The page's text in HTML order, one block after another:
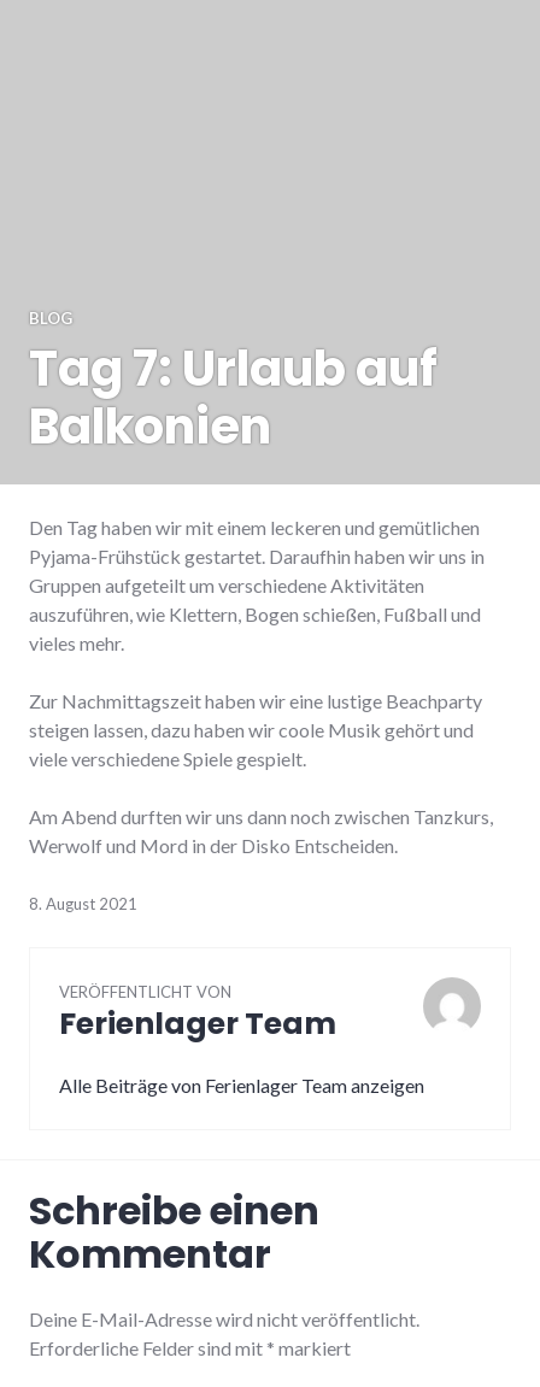
BLOG
Tag 7: Urlaub auf
Balkonien
Den Tag haben wir mit einem leckeren und gemütlichen
Pyjama-Frühstück gestartet. Daraufhin haben wir uns in
Gruppen aufgeteilt um verschiedene Aktivitäten
auszuführen, wie Klettern, Bogen schießen, Fußball und
vieles mehr.
Zur Nachmittagszeit haben wir eine lustige Beachparty
steigen lassen, dazu haben wir coole Musik gehört und
viele verschiedene Spiele gespielt.
Am Abend durften wir uns dann noch zwischen Tanzkurs,
Werwolf und Mord in der Disko Entscheiden.
8. August 2021
VERÖFFENTLICHT VON
Ferienlager Team
Alle Beiträge von Ferienlager Team anzeigen
Schreibe einen
Kommentar
Deine E-Mail-Adresse wird nicht veröffentlicht.
Erforderliche Felder sind mit * markiert